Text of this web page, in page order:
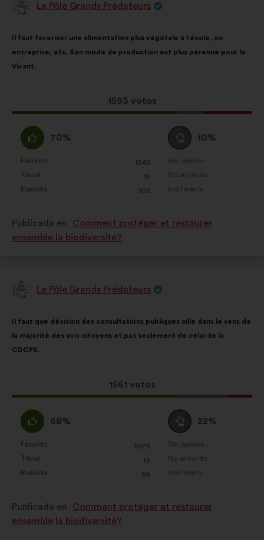
PropuestaLe Pôle Grands Prédateurs
de
la
propuesta:
Il faut favoriser une alimentation plus végétale à l'école, en
entreprise, etc. Son mode de production est plus pérenne pour le
Vivant.
Esta
propuesta
1593 votos
el
siguiente
reparto:
A
favor
:
70%
calificado
como:
Favorito
: 1045
veces
Trivial 18
veces
Realista
: 106
veces
Neutro
:
10%
calificado
Sin opinión
:veces
No entiendo
:veces
Indiferente
:veces
Publicada en
Comment protéger et restaurer
ensemble la biodiversité?
PropuestaLe Pôle Grands Prédateurs
de
la
propuesta:
Il faut que décision des consultations publiques aille dans le sens de
la majorité des avis citoyens et pas seulement de celui de la
CDCFS.
Esta
propuesta
1561 votos
el
siguiente
reparto:
A
favor
:
68%
calificado
como:
Favorito
: 1029
veces
Trivial 19
veces
Realista
: 89
veces
Neutro
:
22%
calificado
Sin opinión
:veces
No entiendo
:veces
Indiferente
:veces
Publicada en
Comment protéger et restaurer
ensemble la biodiversité?